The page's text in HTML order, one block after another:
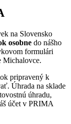
na Slovensko
osobne do nášho
formulári
Michalovce.
pripravený k
Úhrada na sklade
úhradu,
účet v PRIMA